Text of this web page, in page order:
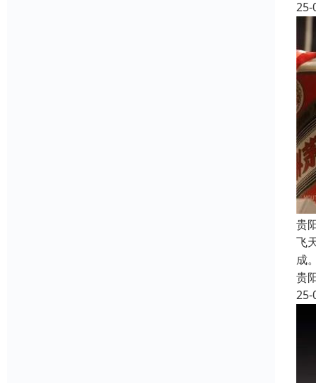
25-
贵
飞
成
贵
25-